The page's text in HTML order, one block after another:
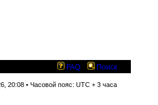
FAQ Поиск
20:08 • Часовой пояс: UTC + 3 часа